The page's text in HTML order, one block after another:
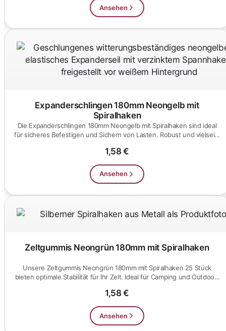
Ansehen
Expanderschlingen 180mm Neongelb mit
Spiralhaken
Die Expanderschlingen 180mm Neongelb mit Spiralhaken sind ideal
für sicheres Befestigen und Sichern von Lasten. Robust und vielsei...
1,58 €
Ansehen
Zeltgummis Neongrün 180mm mit Spiralhaken
Unsere Zeltgummis Neongrün 180mm mit Spiralhaken 25 Stück
bieten optimale Stabilität für Ihr Zelt. Ideal für Camping und Outdoor-
1,58 €
Ansehen